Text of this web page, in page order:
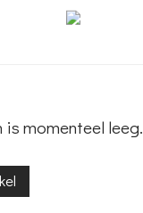
momenteel leeg.